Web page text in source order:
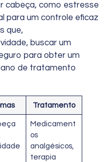
cabeça, como estresse
para um controle eficaz
que,
buscar um
para obter um
de tratamento
Tratamento
Medicament
os
analgésicos,
terapia